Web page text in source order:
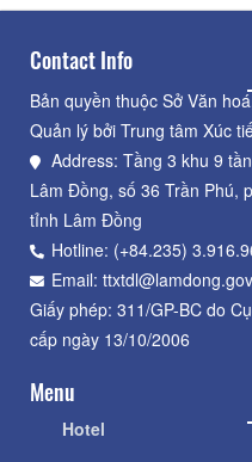
Contact Info
Bản quyền thuộc Sở Văn
Quản lý bởi Trung tâm Xúc
Address: Tầng 3 khu 9
Lâm Đồng, số 36 Trần Phú,
tỉnh Lâm Đồng
Hotline: (+84.235)
Email:
Giấy phép: 311/GP-BC do
cấp ngày 13/10/2006
Menu
Hotel